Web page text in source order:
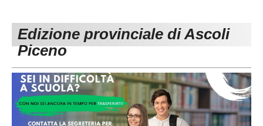
Carica la tua Rosa
1^ CATEGORIA
3^ CATEGORIA
GIOVANILI
Edizione provinciale di Ascoli
Piceno